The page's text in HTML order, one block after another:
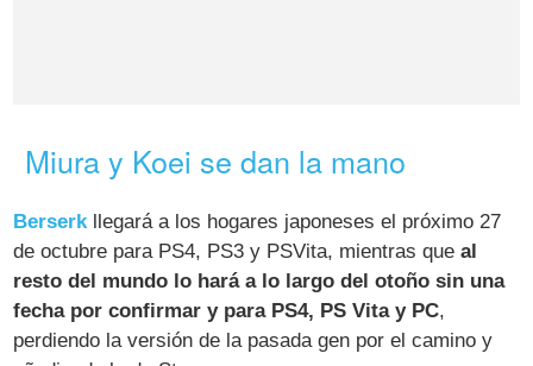
Miura y Koei se dan la mano
Berserkllegará a los hogares japoneses el próximo 27
de octubre para PS4, PS3 y PSVita, mientras queal
resto del mundo lo hará a lo largo del otoño sin una
fecha por confirmar y para PS4, PS Vita y PC,
perdiendo la versión de la pasada gen por el camino y